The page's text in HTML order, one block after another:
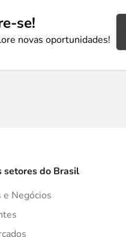
se!
novas oportunidades!
setores do Brasil
e Negócios